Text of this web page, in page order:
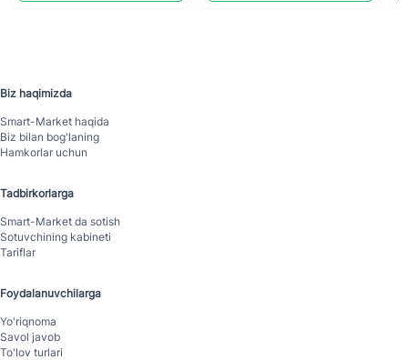
Biz haqimizda
Smart-Mаrket haqida
Biz bilan bog'laning
Hamkorlar uchun
Tadbirkorlarga
Smart-Mаrket da sotish
Sotuvchining kabineti
Tariflar
Foydalanuvchilarga
Yo'riqnoma
Savol javob
To'lov turlari